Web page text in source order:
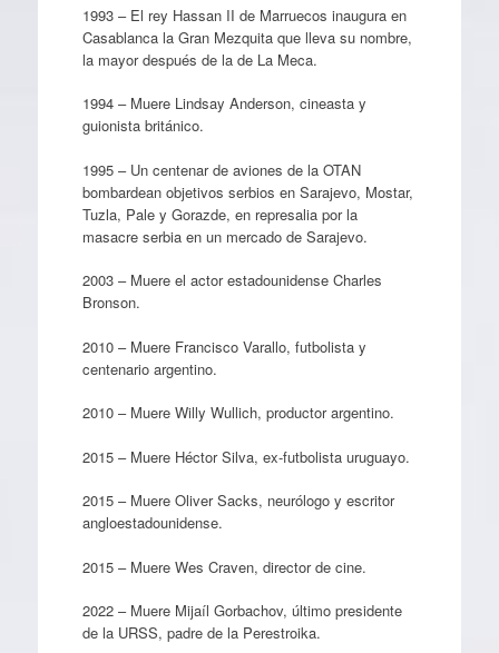
1993 – El rey Hassan II de Marruecos inaugura en
Casablanca la Gran Mezquita que lleva su nombre,
la mayor después de la de La Meca.
1994 – Muere Lindsay Anderson, cineasta y
guionista británico.
1995 – Un centenar de aviones de la OTAN
bombardean objetivos serbios en Sarajevo, Mostar,
Tuzla, Pale y Gorazde, en represalia por la
masacre serbia en un mercado de Sarajevo.
2003 – Muere el actor estadounidense Charles
Bronson.
2010 – Muere Francisco Varallo, futbolista y
centenario argentino.
2010 – Muere Willy Wullich, productor argentino.
2015 – Muere Héctor Silva, ex-futbolista uruguayo.
2015 – Muere Oliver Sacks, neurólogo y escritor
angloestadounidense.
2015 – Muere Wes Craven, director de cine.
2022 – Muere Mijaíl Gorbachov, último presidente
de la URSS, padre de la Perestroika.